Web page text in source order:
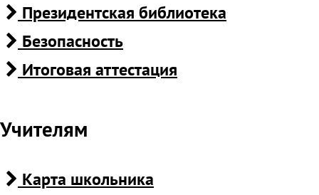
Президентская библиотека
Безопасность
Итоговая аттестация
Учителям
Карта школьника